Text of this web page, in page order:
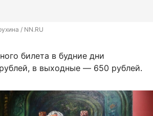
/ NN.RU
билета в будние дни
в выходные — 650 рублей.